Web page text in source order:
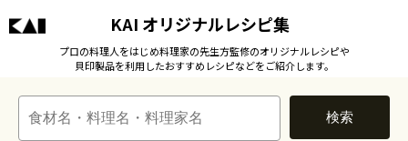
KAI オリジナルレシピ集
プロの料理人をはじめ料理家の先生方監修のオリジナルレシピや
貝印製品を利用したおすすめレシピなどをご紹介します。
検索